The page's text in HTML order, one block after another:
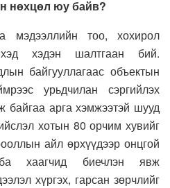
нөхцөл юу байв?
мэдээллийн тоо, хохирол
хэдэн шалтгаан бий.
байгууллагаас объектын
урьдчилан сэргийлэх
байгаа арга хэмжээтэй шууд
хотын 80 орчим хувийг
айл өрхүүдээр онцгой
хаагчид биечлэн явж
хүргэх, гарсан зөрчлийг